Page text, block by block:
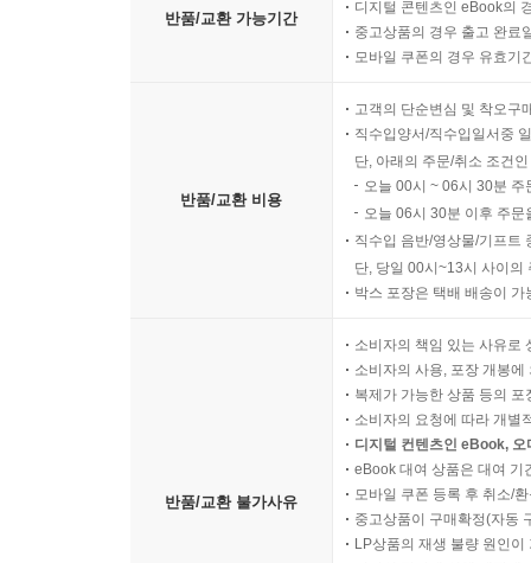
반품/교환 가능기간
디지털 콘텐츠인 eBook의
중고상품의 경우 출고 완료
모바일 쿠폰의 경우 유효기
반품/교환 비용
고객의 단순변심 및 착오구
직수입양서/직수입일서중
단, 아래의 주문/취소 조건
오늘 00시 ~ 06시 30분
오늘 06시 30분 이후 주
직수입 음반/영상물/기프트
단, 당일 00시~13시 사이의
박스 포장은 택배 배송이
반품/교환 불가사유
소비자의 책임 있는 사유로
소비자의 사용, 포장 개봉
복제가 가능한 상품 등의
소비자의 요청에 따라 개별
디지털 컨텐츠인 eBook,
eBook 대여 상품은 대여 기
모바일 쿠폰 등록 후 취소/
중고상품이 구매확정(자동
LP상품의 재생 불량 원인